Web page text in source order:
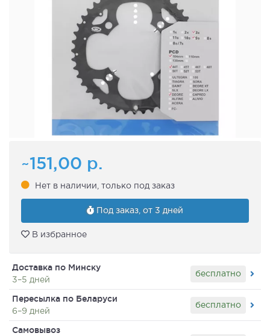
~151,00 р.
Нет в наличии, только под заказ
Под заказ, от 3 дней
В избранное
Доставка по Минску
3–5 дней
бесплатно
Пересылка по Беларуси
6–9 дней
бесплатно
Самовывоз